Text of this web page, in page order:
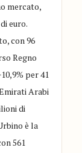
mercato,
euro.
con 96
Regno
per 41
Arabi
di
è la
561